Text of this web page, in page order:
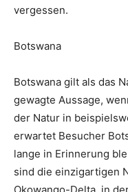
vergessen.
Botswana
Botswana gilt als das
gewagte Aussage,
der Natur in
erwartet Besucher
lange in Erinnerung
sind die einzigartigen